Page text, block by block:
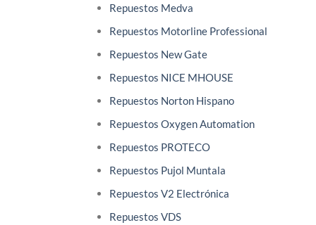
Repuestos Medva
Repuestos Motorline Professional
Repuestos New Gate
Repuestos NICE MHOUSE
Repuestos Norton Hispano
Repuestos Oxygen Automation
Repuestos PROTECO
Repuestos Pujol Muntala
Repuestos V2 Electrónica
Repuestos VDS